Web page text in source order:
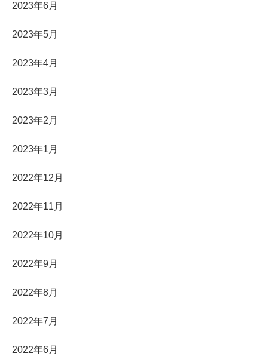
2023年6月
2023年5月
2023年4月
2023年3月
2023年2月
2023年1月
2022年12月
2022年11月
2022年10月
2022年9月
2022年8月
2022年7月
2022年6月